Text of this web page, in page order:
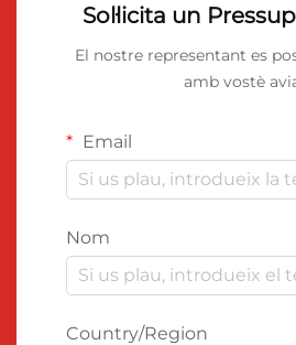
Sol·licita un
El nostre representant es
amb vostè
Email
Nom
Country/Region